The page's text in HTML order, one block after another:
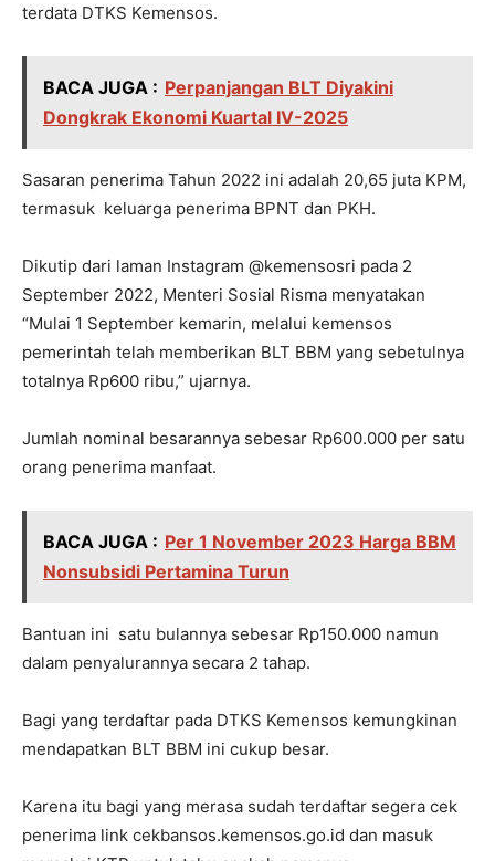
terdata DTKS Kemensos.
BACA JUGA : Perpanjangan BLT Diyakini
Dongkrak Ekonomi Kuartal IV-2025
Sasaran penerima Tahun 2022 ini adalah 20,65 juta KPM,
termasuk keluarga penerima BPNT dan PKH.
Dikutip dari laman Instagram @kemensosri pada 2
September 2022, Menteri Sosial Risma menyatakan
“Mulai 1 September kemarin, melalui kemensos
pemerintah telah memberikan BLT BBM yang sebetulnya
totalnya Rp600 ribu,” ujarnya.
Jumlah nominal besarannya sebesar Rp600.000 per satu
orang penerima manfaat.
BACA JUGA : Per 1 November 2023 Harga BBM
Nonsubsidi Pertamina Turun
Bantuan ini satu bulannya sebesar Rp150.000 namun
dalam penyalurannya secara 2 tahap.
Bagi yang terdaftar pada DTKS Kemensos kemungkinan
mendapatkan BLT BBM ini cukup besar.
Karena itu bagi yang merasa sudah terdaftar segera cek
penerima link cekbansos.kemensos.go.id dan masuk